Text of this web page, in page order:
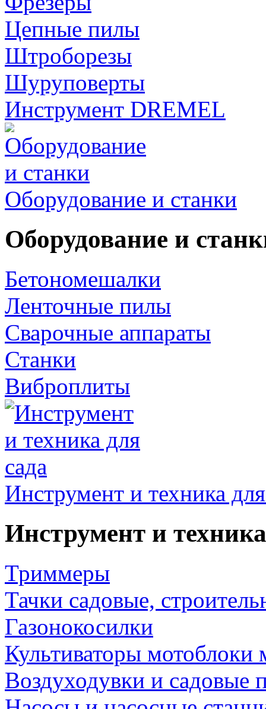
Цепные пилы
Штроборезы
Шуруповерты
Инструмент DREMEL
Оборудование и станки
Оборудование и
Бетономешалки
Ленточные пилы
Сварочные аппараты
Станки
Виброплиты
Инструмент и техника
Инструмент и
Триммеры
Тачки садовые,
Газонокосилки
Культиваторы мотоблоки
Воздуходувки и садовые